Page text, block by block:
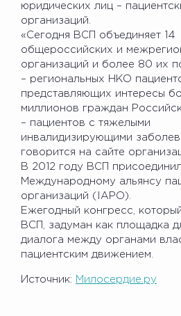
юридических лиц –
организаций.
«Сегодня ВСП объединяет 14
общероссийских и
организаций и более 80 их
– региональных НКО
представляющих интересы
миллионов граждан
– пациентов с тяжелыми
инвалидизирующими
говорится на сайте
В 2012 году ВСП
Международному альянсу
организаций (IAPO).
Ежегодный конгресс,
ВСП, задуман как площадка
диалога между органами
пациентским движением.
Источник: Милосердие.ру